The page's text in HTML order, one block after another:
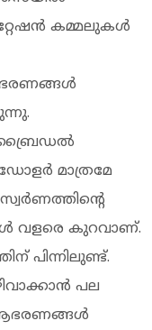
കമ്മലുകള്‍
ബ്രൈഡല്‍
മാത്രമേ
വളരെ കുറവാണ്.
പിന്നിലുണ്ട്.
പല
ആഭരണങ്ങള്‍